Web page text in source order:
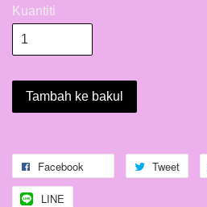
Kuantiti
Tambah ke bakul
Facebook Tweet
LINE